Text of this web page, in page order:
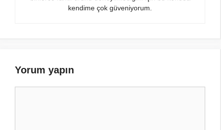
kendime çok güveniyorum.
Yorum yapın